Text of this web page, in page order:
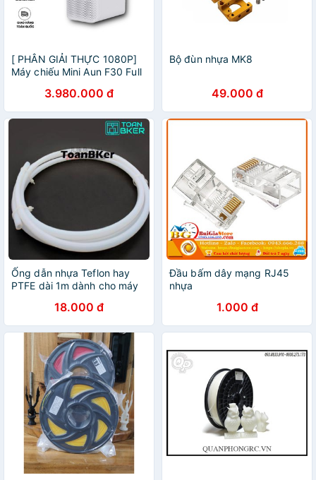
[ PHÂN GIẢI THỰC 1080P]
Máy chiếu Mini Aun F30 Full
quai xách3.980.000 đ
Bộ đùn nhựa MK8
49.000 đ
Ống dẫn nhựa Teflon hay
PTFE dài 1m dành cho máy
18.000 đ
Đầu bấm dây mạng RJ45
nhựa
1.000 đ